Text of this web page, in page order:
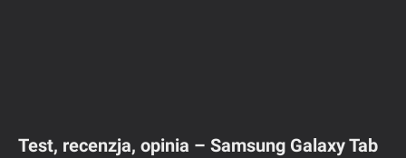
Test, recenzja, opinia – Samsung Galaxy Tab